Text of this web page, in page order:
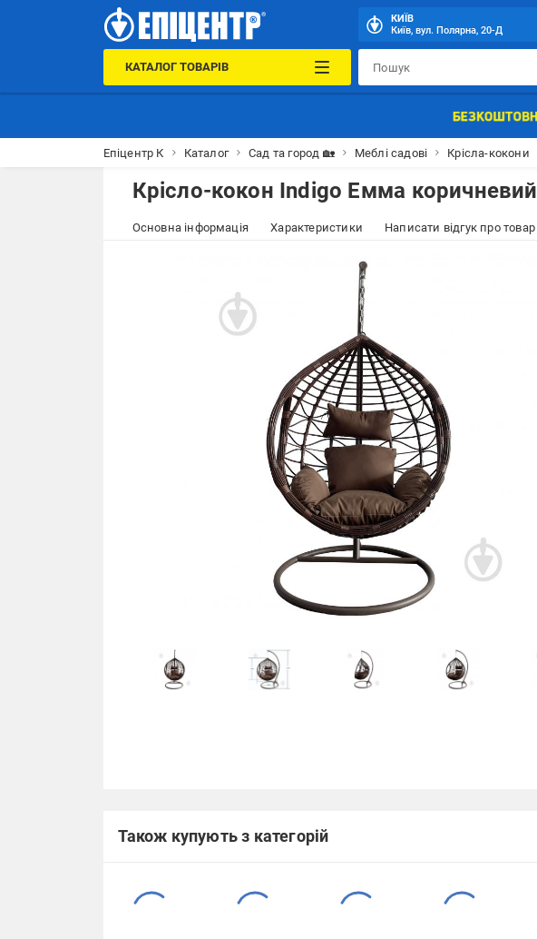
КИЇВ
Київ, вул. Полярна, 20-Д
КАТАЛОГ ТОВАРІВ
Епіцентр К Каталог Сад та город 🏡 Меблі садові Крісла-кокони
Крісло-кокон Indigo Емма коричневий
Основна інформація Характеристики Написати відгук про товар
Також купують з категорій